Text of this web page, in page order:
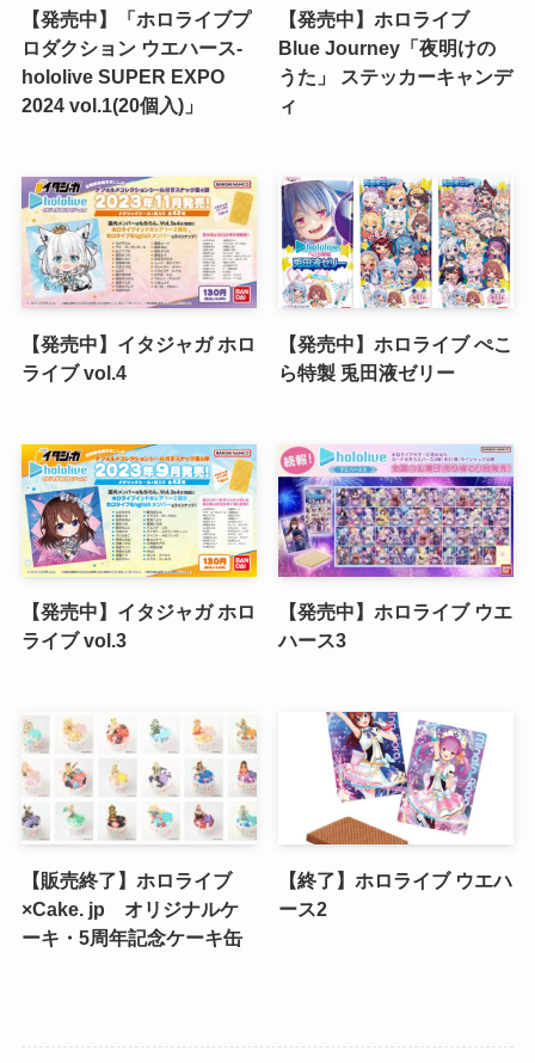
【発売中】「ホロライブプ
ロダクション ウエハース-
hololive SUPER EXPO
2024 vol.1(20個入)」
【発売中】ホロライブ
Blue Journey「夜明けの
うた」 ステッカーキャンデ
ィ
【発売中】イタジャガ ホロ
ライブ vol.4
【発売中】ホロライブ ぺこ
ら特製 兎田液ゼリー
【発売中】イタジャガ ホロ
ライブ vol.3
【発売中】ホロライブ ウエ
ハース3
【販売終了】ホロライブ
×Cake. jp オリジナルケ
ーキ・5周年記念ケーキ缶
【終了】ホロライブ ウエハ
ース2